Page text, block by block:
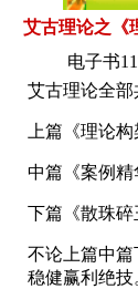
艾古理论之《
电子书
艾古理论全部
上篇《理论
中篇《案例精
下篇《散珠碎
不论上篇中
稳健赢利绝技